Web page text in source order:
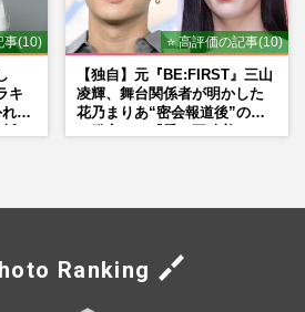
事(10)
キ
て
⭐ 高評価の記事(10)
【独自】元『BE:FIRST』三山
凌輝、舞台関係者が明かした
花乃まりあ“密会報道後”の呆
Ranking